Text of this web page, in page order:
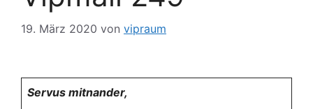
19. März 2020 von vipraum
Servus mitnander,